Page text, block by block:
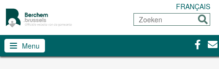
FRANÇAIS
Zoeken
Sturen
Menu